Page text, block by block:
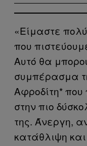
«Είμαστε
που
Aυτό θα
συμπέρασμα
Αφροδίτη* που
στην πιο
της. Άνεργη,
κατάθλιψη